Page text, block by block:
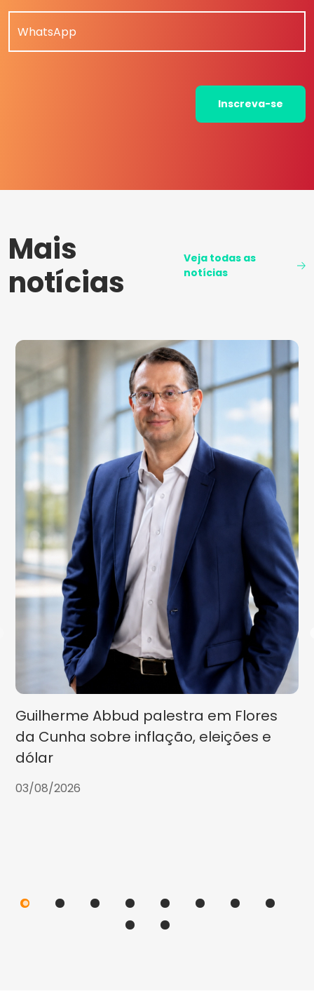
WhatsApp
Inscreva-se
Mais
notícias
Veja todas as
notícias
Guilherme Abbud palestra em Flores
da Cunha sobre inflação, eleições e
dólar
03/08/2026